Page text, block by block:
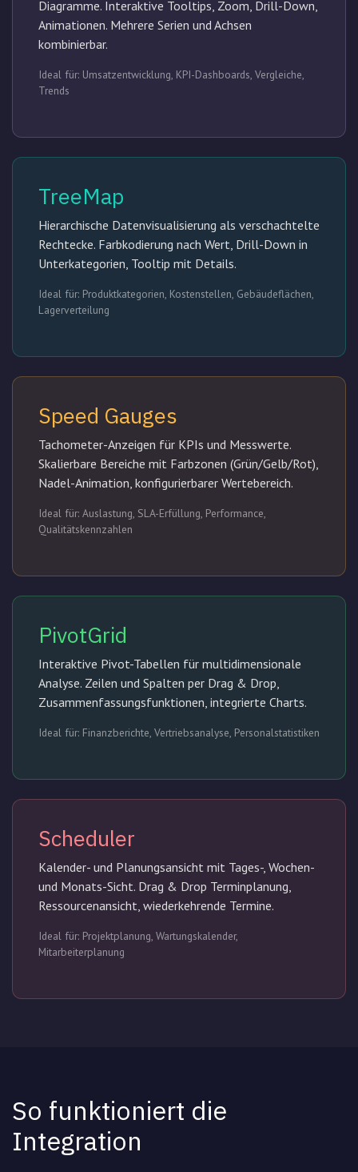
Diagramme. Interaktive Tooltips, Zoom, Drill-Down,
Animationen. Mehrere Serien und Achsen
kombinierbar.
Ideal für: Umsatzentwicklung, KPI-Dashboards, Vergleiche,
Trends
TreeMap
Hierarchische Datenvisualisierung als verschachtelte
Rechtecke. Farbkodierung nach Wert, Drill-Down in
Unterkategorien, Tooltip mit Details.
Ideal für: Produktkategorien, Kostenstellen, Gebäudeflächen,
Lagerverteilung
Speed Gauges
Tachometer-Anzeigen für KPIs und Messwerte.
Skalierbare Bereiche mit Farbzonen (Grün/Gelb/Rot),
Nadel-Animation, konfigurierbarer Wertebereich.
Ideal für: Auslastung, SLA-Erfüllung, Performance,
Qualitätskennzahlen
PivotGrid
Interaktive Pivot-Tabellen für multidimensionale
Analyse. Zeilen und Spalten per Drag & Drop,
Zusammenfassungsfunktionen, integrierte Charts.
Ideal für: Finanzberichte, Vertriebsanalyse, Personalstatistiken
Scheduler
Kalender- und Planungsansicht mit Tages-, Wochen-
und Monats-Sicht. Drag & Drop Terminplanung,
Ressourcenansicht, wiederkehrende Termine.
Ideal für: Projektplanung, Wartungskalender,
Mitarbeiterplanung
So funktioniert die
Integration